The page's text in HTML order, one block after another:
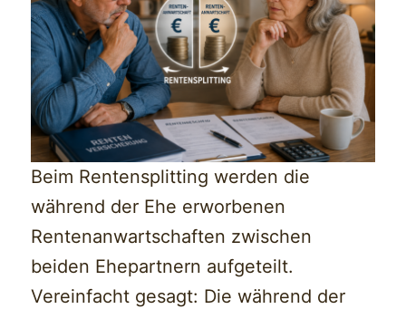
Beim Rentensplitting werden die
während der Ehe erworbenen
Rentenanwartschaften zwischen
beiden Ehepartnern aufgeteilt.
Vereinfacht gesagt: Die während der